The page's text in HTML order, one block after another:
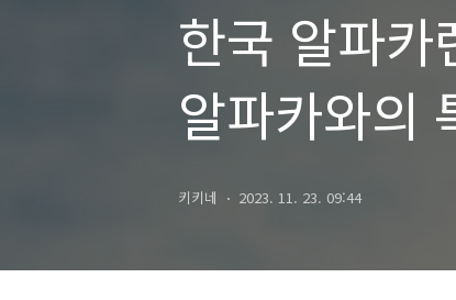
한국 알파
알파카와의
Alpaca
키키네 2023. 11. 23. 09:44